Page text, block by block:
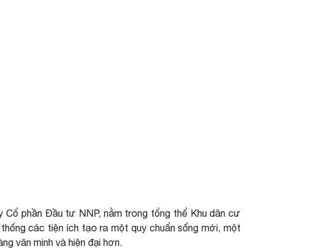
phần Đầu tư NNP, nằm trong tổng thể Khu dân cư
các tiện ích tạo ra một quy chuẩn sống mới, một
văn minh và hiện đại hơn.